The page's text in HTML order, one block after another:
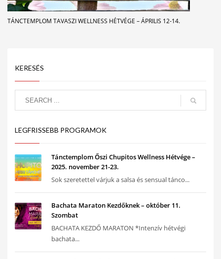
TÁNCTEMPLOM TAVASZI WELLNESS HÉTVÉGE – ÁPRILIS 12-14.
KERESÉS
LEGFRISSEBB PROGRAMOK
Tánctemplom Őszi Chupitos Wellness Hétvége –
2025. november 21-23.
Sok szeretettel várjuk a salsa és sensual tánco...
Bachata Maraton Kezdőknek – október 11.
Szombat
BACHATA KEZDŐ MARATON *Intenzív hétvégi
bachata...